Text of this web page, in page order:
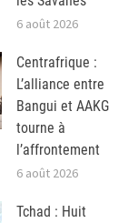
6 août 2026
Centrafrique :
L’alliance entre
Bangui et AAKG
tourne à
l’affrontement
6 août 2026
Tchad : Huit